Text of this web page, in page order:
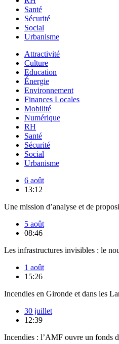
Santé
Sécurité
Social
Urbanisme
Attractivité
Culture
Education
Énergie
Environnement
Finances Locales
Mobilité
Numérique
RH
Santé
Sécurité
Social
Urbanisme
6 août
13:12
Une mission d’analyse et de
5 août
08:46
Les infrastructures invisibles : le
1 août
15:26
Incendies en Gironde et dans les
30 juillet
12:39
Incendies : l’AMF ouvre un fonds